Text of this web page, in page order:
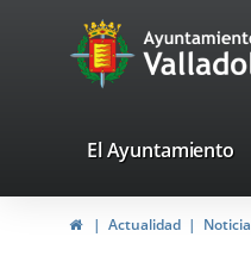
Portal
Web
Ayuntamiento
de
valladolid.es
El Ayuntamiento
HomeActualidad